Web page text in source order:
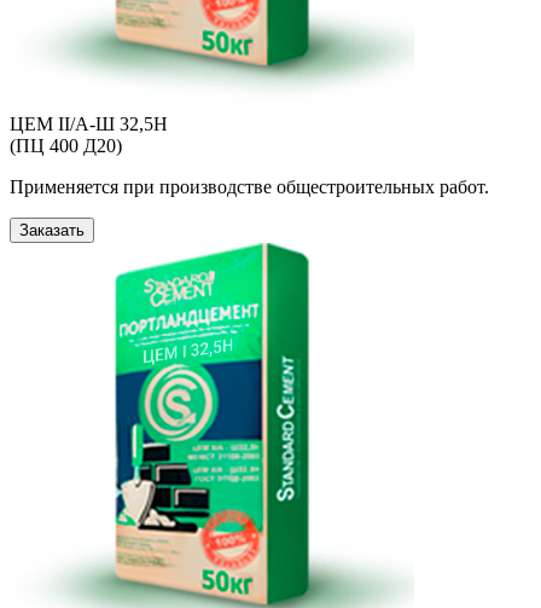
ЦЕМ II/A-Ш 32,5Н
(ПЦ 400 Д20)
Применяется при производстве общестроительных работ.
Заказать